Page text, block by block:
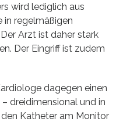
wird lediglich aus
in regelmäßigen
Arzt ist daher stark
Der Eingriff ist zudem
dagegen einen
dreidimensional und in
Katheter am Monitor